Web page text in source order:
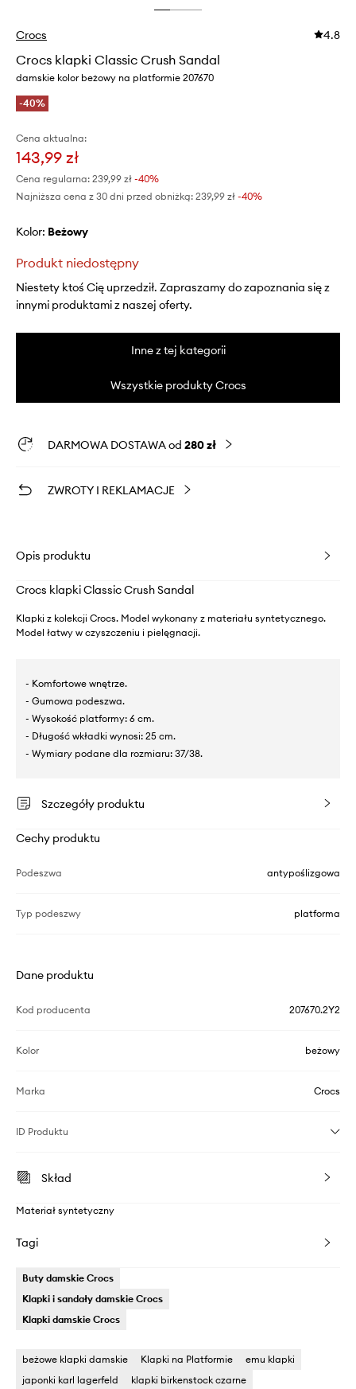
Crocs 4.8
Crocs klapki Classic Crush Sandal
damskie kolor beżowy na platformie 207670
-40%
Cena aktualna:
143,99 zł
Cena regularna: 239,99 zł -40%
Najniższa cena z 30 dni przed obniżką: 239,99 zł -40%
Kolor: beżowy
Produkt niedostępny
Niestety ktoś Cię uprzedził. Zapraszamy do zapoznania się z
innymi produktami z naszej oferty.
Inne z tej kategorii
Wszystkie produkty Crocs
DARMOWA DOSTAWA od 280 zł
ZWROTY I REKLAMACJE
Opis produktu
Crocs klapki Classic Crush Sandal
Klapki z kolekcji Crocs. Model wykonany z materiału syntetycznego.
Model łatwy w czyszczeniu i pielęgnacji.
- Komfortowe wnętrze.
- Gumowa podeszwa.
- Wysokość platformy: 6 cm.
- Długość wkładki wynosi: 25 cm.
- Wymiary podane dla rozmiaru: 37/38.
Szczegóły produktu
Cechy produktu
Podeszwa antypoślizgowa
Typ podeszwy platforma
Dane produktu
Kod producenta 207670.2Y2
Kolor beżowy
Marka Crocs
ID Produktu
Skład
Materiał syntetyczny
Tagi
Buty damskie Crocs
Klapki i sandały damskie Crocs
Klapki damskie Crocs
beżowe klapki damskie Klapki na Platformie
emu klapki
japonki karl lagerfeld
klapki birkenstock czarne